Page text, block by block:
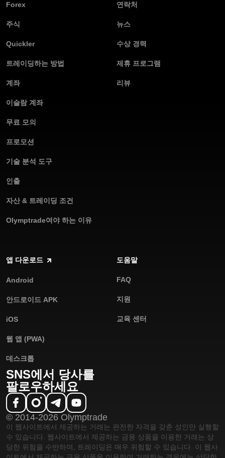
Forex
주식
Quickler
트레이딩하는 방법
계좌
이슬람 계좌
무료 모의
프로모션
기술 분석 도구
인출
자산 & 트레이딩 조건
Olymptrade여야 하는 이유
연락처
뉴스
수상 경력
제휴 프로그램
리뷰
앱 다운로드
Android
안드로이드 APK
iOS
웹 앱 (PWA)
데스크톱
도움말
FAQ
지원
교육 센터
SNS에서 당사를
팔로우하세요
© 2014-2026 Olymptrade
이 웹사이트에서 제공하는 거래는 완전한 자격을 갖춘 성인만 실행할
수 있습니다. 웹사이트에서 제공하는 금융 상품을 이용한 거래는 상
당한 위험을 수반하며, 트레이딩은 매우 위험할 수 있습니다. 이 웹사